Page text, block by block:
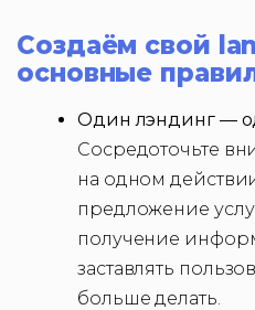
Создаём свой
основные
Один лэндинг —
Сосредоточьте
на одном
предложение
получение
заставлять
больше делать.